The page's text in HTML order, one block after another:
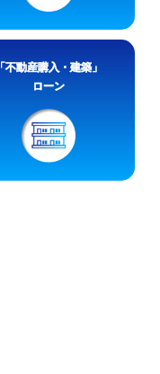
「不動産購入・建築」
ローン